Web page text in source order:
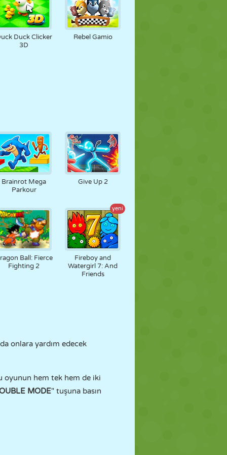
Duck Clicker
3D
Rebel Gamio
Brainrot Mega
Parkour
Give Up 2
Ball: Fierce
Fighting 2
yeni
Fireboy and
Watergirl 7: And
Friends
onlara yardım edecek
oyunun hem tek hem de iki
MODE" tuşuna basın